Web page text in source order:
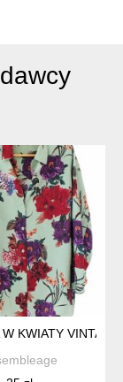
MIDI L
KWIATY